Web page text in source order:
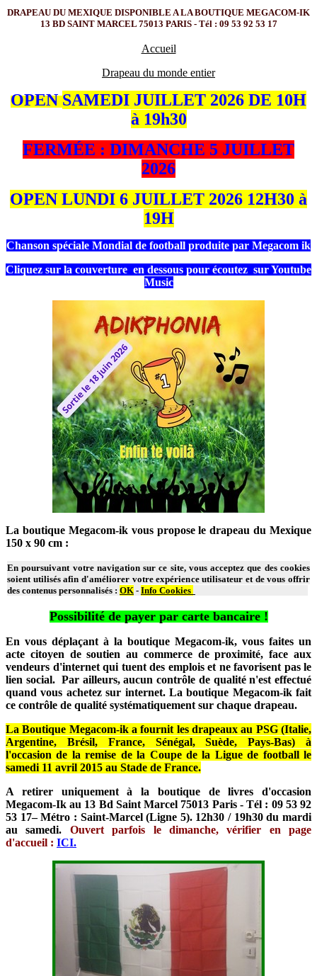
DRAPEAU DU MEXIQUE DISPONIBLE A LA BOUTIQUE MEGACOM-IK
13 BD SAINT MARCEL 75013 PARIS - Tél : 09 53 92 53 17
Accueil
Drapeau du monde entier
OPENSAMEDI JUILLET 2026 DE 10H
à 19h30
FERMÉE : DIMANCHE 5 JUILLET
2026
OPEN LUNDI 6 JUILLET 2026 12H30 à
19H
Chanson spéciale Mondial de football produite par Megacom ik
Cliquez sur la couverture en dessous pour écoutez sur Youtube
Music
La boutique Megacom-ik vous propose le drapeau du Mexique
150 x 90 cm :
En poursuivant votre navigation sur ce site, vous acceptez que des cookies
soient utilisés afin d'améliorer votre expérience utilisateur et de vous offrir
des contenus personnalisés : OK - Info Cookies
Possibilité de payer par carte bancaire !
En vous déplaçant à la boutique Megacom-ik, vous faites un
acte citoyen de soutien au commerce de proximité, face aux
vendeurs d'internet qui tuent des emplois et ne favorisent pas le
lien social. Par ailleurs, aucun contrôle de qualité n'est effectué
quand vous achetez sur internet. La boutique Megacom-ik fait
ce contrôle de qualité systématiquement sur chaque drapeau.
La Boutique Megacom-ik a fournit les drapeaux au PSG (Italie,
Argentine, Brésil, France, Sénégal, Suède, Pays-Bas) à
l'occasion de la remise de la Coupe de la Ligue de football le
samedi 11 avril 2015 au Stade de France.
A retirer uniquement à la boutique de livres d'occasion
Megacom-Ik au 13 Bd Saint Marcel 75013 Paris - Tél : 09 53 92
53 17– Métro : Saint-Marcel (Ligne 5). 12h30 / 19h30 du mardi
au samedi. Ouvert parfois le dimanche, vérifier en page
d'accueil : ICI.